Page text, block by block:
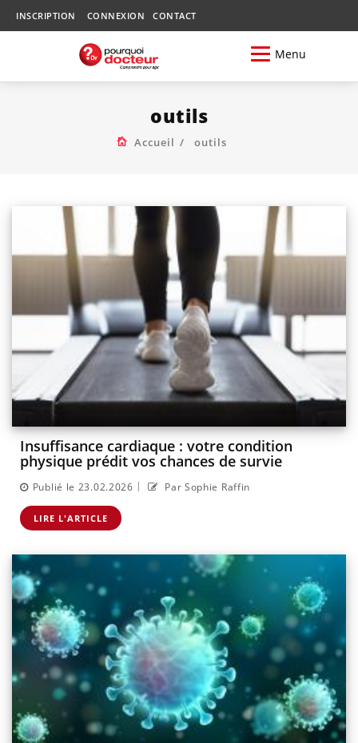
INSCRIPTION CONNEXION CONTACT
Menu
outils
Accueil outils
Insuffisance cardiaque : votre condition
physique prédit vos chances de survie
Publié le 23.02.2026 | Par Sophie Raffin
LIRE L'ARTICLE